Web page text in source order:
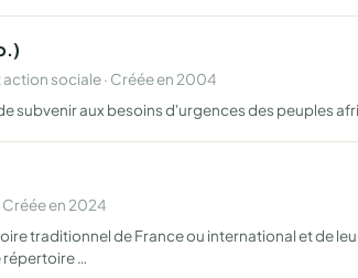
sociale · Créée en 2004
subvenir aux besoins d'urgences des peuples
Créée en 2024
traditionnel de France ou international et de
répertoire …